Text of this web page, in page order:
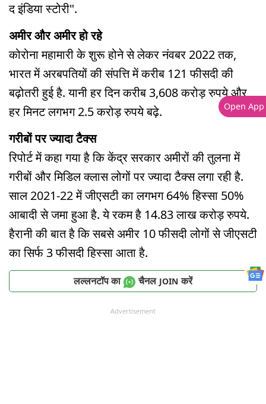
द इंडिया स्टोरी".
अमीर और अमीर हो रहे
कोरोना महामारी के शुरू होने से लेकर नंवबर 2022 तक,
भारत में अरबपतियों की संपत्ति में करीब 121 फीसदी की
बढ़ोतरी हुई है. यानी हर दिन करीब 3,608 करोड़ रुपये और
हर मिनट लगभग 2.5 करोड़ रुपये बढ़े.
गरीबों पर ज्यादा टैक्स
रिपोर्ट में कहा गया है कि केंद्र सरकार अमीरों की तुलना में
गरीबों और मिडिल क्लास लोगों पर ज्यादा टैक्स लगा रही है.
साल 2021-22 में जीएसटी का लगभग 64% हिस्सा 50%
आबादी से जमा हुआ है. ये रकम है 14.83 लाख करोड़ रुपये.
हैरानी की बात है कि सबसे अमीर 10 फीसदी लोगों से जीएसटी
का सिर्फ 3 फीसदी हिस्सा आता है.
लल्लनटॉप का चैनल JOIN करें
Advertisement
Open App